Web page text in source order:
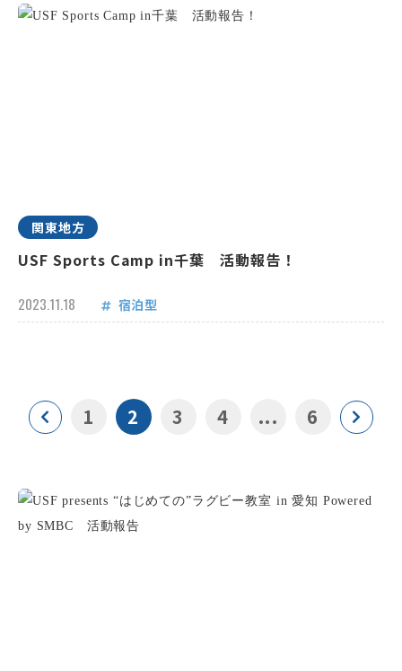
関東地方
USF Sports Camp in千葉 活動報告！
2023.11.18 宿泊型
1 2 3 4 ... 6